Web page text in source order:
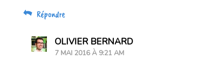
Répondre
OLIVIER BERNARD
7 MAI 2016 À 9:21 AM